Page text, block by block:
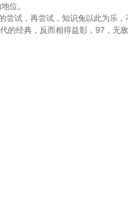
位。
试，再尝试，知识兔以此为乐
的经典，反而相得益彰，97，无敌